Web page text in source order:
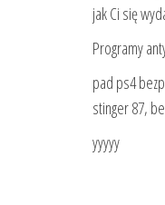
jak Ci się
Programy
pad ps4
stinger 87,
yyyyy